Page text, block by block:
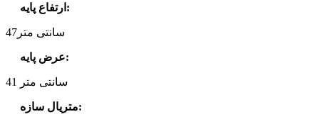
ارتفاع پایه :
47سانتی متر
عرض پایه:
41 سانتی متر
متریال سازه: